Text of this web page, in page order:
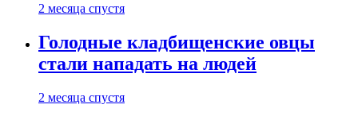
2 месяца спустя
Голодные кладбищенские овцы
стали нападать на людей
2 месяца спустя